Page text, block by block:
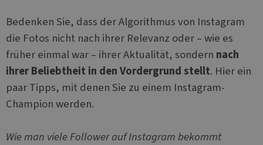
Bedenken Sie, dass der Algorithmus von Instagram
die Fotos nicht nach ihrer Relevanz oder – wie es
früher einmal war – ihrer Aktualität, sondern nach
ihrer Beliebtheit in den Vordergrund stellt. Hier ein
paar Tipps, mit denen Sie zu einem Instagram-
Champion werden.
Wie man viele Follower auf Instagram bekommt